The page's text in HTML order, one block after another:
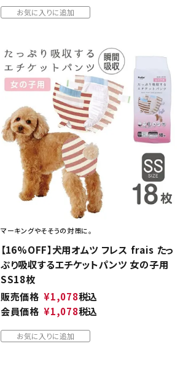
お気に入りに追加
マーキングやそそうの対策に。
【16%OFF】犬用オムツ フレス frais たっ
ぷり吸収するエチケットパンツ 女の子用
SS18枚
販売価格 ¥1,078税込
会員価格 ¥1,078税込
お気に入りに追加